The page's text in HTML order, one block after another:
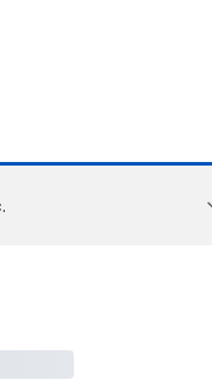
kolejnego pokoju